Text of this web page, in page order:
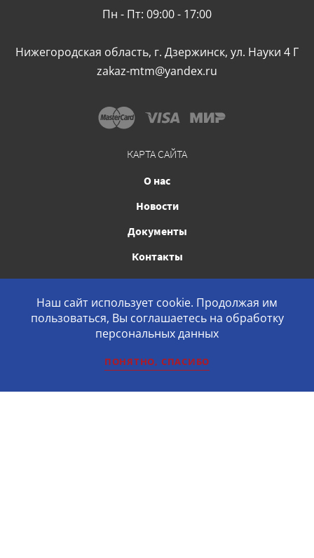
Наш сайт использует cookie. Продолжая им
пользоваться, Вы соглашаетесь на обработку
персональных данных
ПОНЯТНО, СПАСИБО
Пн - Пт: 09:00 - 17:00
Нижегородская область, г. Дзержинск, ул. Науки 4 Г
КАРТА САЙТА
О нас
Новости
Документы
Контакты
КАТАЛОГ
Мебель для кабинетов и палат
Мебель лабораторная
zakaz-mtm@yandex.ru